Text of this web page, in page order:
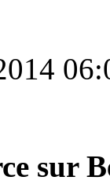
sur